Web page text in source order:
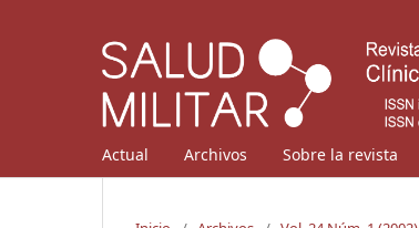
Actual Archivos Sobre la revista